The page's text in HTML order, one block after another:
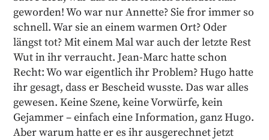
geworden! Wo war nur Annette? Sie fror immer so
schnell. War sie an einem warmen Ort? Oder
längst tot? Mit einem Mal war auch der letzte Rest
Wut in ihr verraucht. Jean-Marc hatte schon
Recht: Wo war eigentlich ihr Problem? Hugo hatte
ihr gesagt, dass er Bescheid wusste. Das war alles
gewesen. Keine Szene, keine Vorwürfe, kein
Gejammer – einfach eine Information, ganz Hugo.
Aber warum hatte er es ihr ausgerechnet jetzt